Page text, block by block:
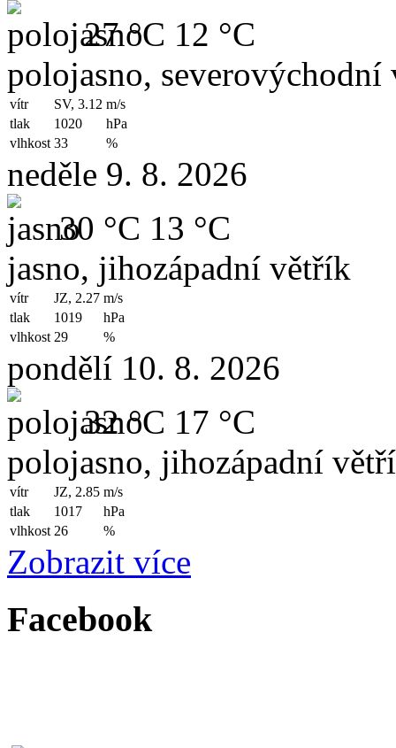
27 °C 12 °C
polojasno, severovýchodní
vítr SV, 3.12 m/s
tlak
1020
hPa
vlhkost 33 %
neděle 9. 8. 2026
30 °C 13 °C
jasno, jihozápadní větřík
vítr JZ, 2.27 m/s
tlak
1019
hPa
vlhkost 29 %
pondělí 10. 8. 2026
32 °C 17 °C
polojasno, jihozápadní
vítr JZ, 2.85 m/s
tlak
1017
hPa
vlhkost 26 %
Zobrazit více
Facebook